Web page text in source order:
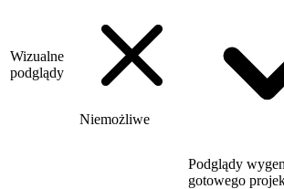
Wizualne
podglądy
Niemożliwe
Podglądy
gotowego